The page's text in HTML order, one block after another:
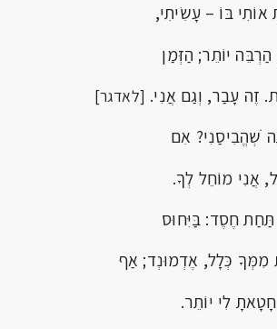
בּוֹ – עָשִׂיתִי,
יוֹתֵר; הַזְּמַן
עָבַר, וְגַם אֲנִי. [לאדגר]
אִם
מוֹחֵל לְךָ.
חֶסֶד: בַּיִּחוּס
כְּלָל, אֶדְמוּנְד; אַף
לִי יוֹתֵר.